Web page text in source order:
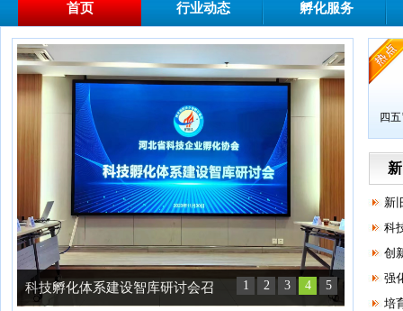
首页 行业动态 孵化服务
科技孵化体系建设智库研讨会召 1 2 3 4 5
四
新
科
创
强
培